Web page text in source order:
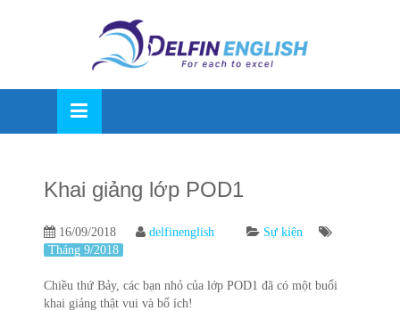
Khai giảng lớp POD1
16/09/2018 delfinenglish
Sự kiện
Tháng 9/2018
Chiều thứ Bảy, các bạn nhỏ của lớp POD1 đã có một buổi
khai giảng thật vui và bổ ích!